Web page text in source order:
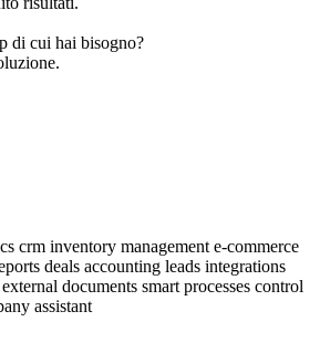
di cui hai bisogno?
crm inventory management e-commerce
deals accounting leads integrations
external documents smart processes control
assistant